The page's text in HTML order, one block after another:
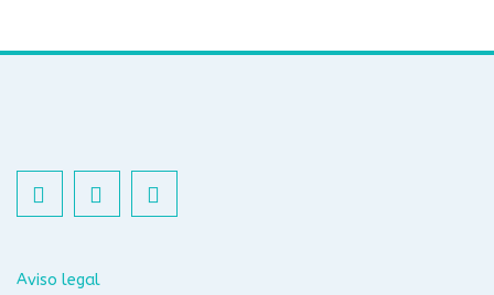
Aviso legal